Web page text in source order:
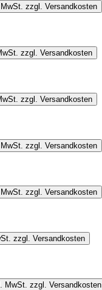
zzgl. Versandkosten
zzgl. Versandkosten
zzgl. Versandkosten
zzgl. Versandkosten
zzgl. Versandkosten
zzgl. Versandkosten
MwSt. zzgl. Versandkosten